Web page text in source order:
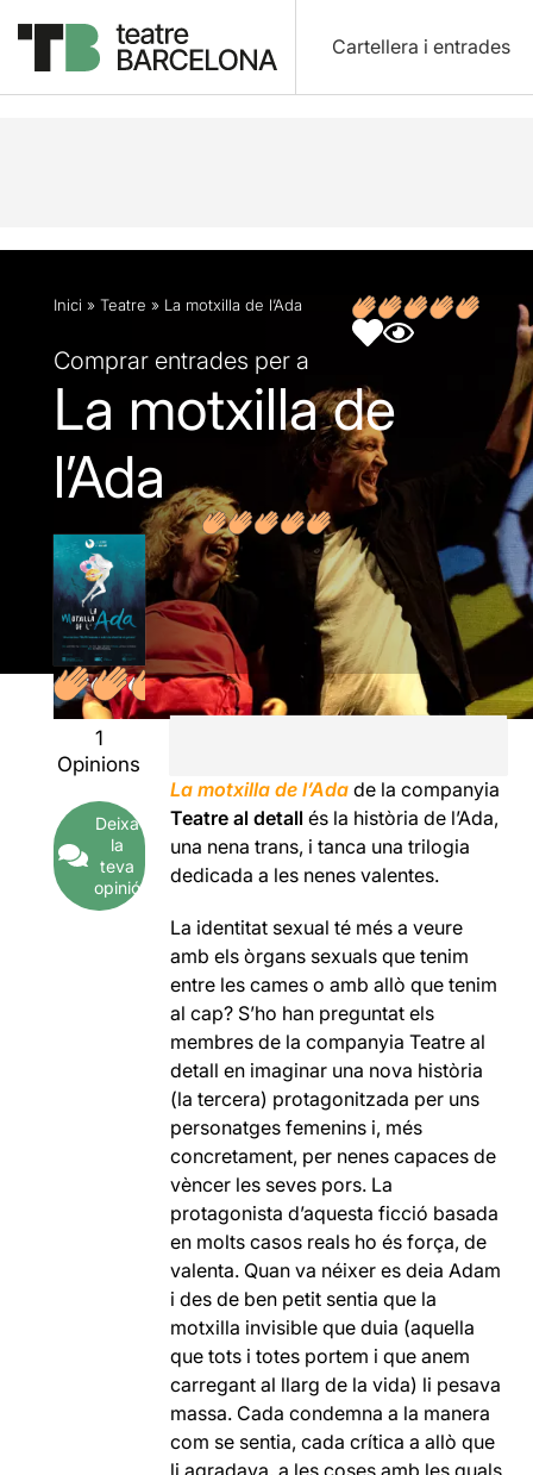
Cartellera i entrades
Descripció Fitxa artística Fotos i vídeos
Inici » Teatre » La motxilla de l’Ada
Comprar entrades per a
La motxilla de
l’Ada
1
Opinions
Deixa
la
teva
opinió
La motxilla de l’Ada de la companyia
Teatre al detallés la història de l’Ada,
una nena trans, i tanca una trilogia
dedicada a les nenes valentes.
La identitat sexual té més a veure
amb els òrgans sexuals que tenim
entre les cames o amb allò que tenim
al cap? S’ho han preguntat els
membres de la companyia Teatre al
detall en imaginar una nova història
(la tercera) protagonitzada per uns
personatges femenins i, més
concretament, per nenes capaces de
vèncer les seves pors. La
protagonista d’aquesta ficció basada
en molts casos reals ho és força, de
valenta. Quan va néixer es deia Adam
i des de ben petit sentia que la
motxilla invisible que duia (aquella
que tots i totes portem i que anem
carregant al llarg de la vida) li pesava
massa. Cada condemna a la manera
com se sentia, cada crítica a allò que
li agradava, a les coses amb les quals